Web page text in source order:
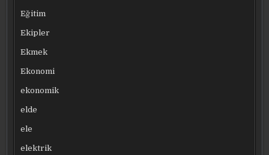
Eğitim
Ekipler
Ekmek
Ekonomi
ekonomik
elde
ele
elektrik